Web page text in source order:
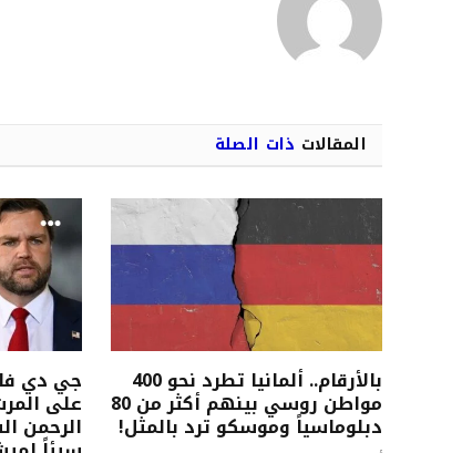
المقالات ذات الصلة
بالأرقام.. ألمانيا تطرد نحو 400
مواطن روسي بينهم أكثر من 80
دبلوماسياً وموسكو ترد بالمثل!
جي دي
على
الرحمن